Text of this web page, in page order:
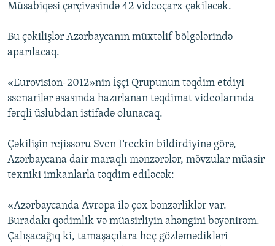
Müsabiqəsi çərçivəsində 42 videoçarx çəkiləcək.
Bu çəkilişlər Azərbaycanın müxtəlif bölgələrində
aparılacaq.
«Eurovision-2012»nin İşçi Qrupunun təqdim etdiyi
ssenarilər əsasında hazırlanan təqdimat videolarında
fərqli üslubdan istifadə olunacaq.
Çəkilişin rejissoru Sven Freckin bildirdiyinə görə,
Azərbaycana dair maraqlı mənzərələr, mövzular müasir
texniki imkanlarla təqdim ediləcək:
«Azərbaycanda Avropa ilə çox bənzərliklər var.
Buradakı qədimlik və müasirliyin ahəngini bəyənirəm.
Çalışacağıq ki, tamaşaçılara heç gözləmədikləri